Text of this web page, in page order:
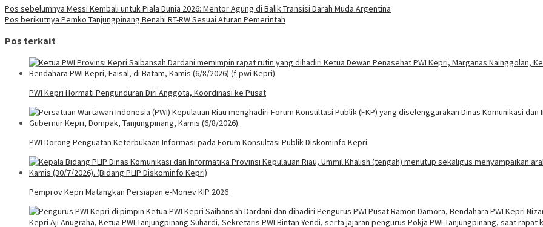
Pos sebelumnya Messi Kembali untuk Piala Dunia 2026: Mentor Agung di Balik Transisi Darah Muda Argentina
Pos berikutnya Pemko Tanjungpinang Benahi RT-RW Sesuai Aturan Pemerintah
Pos terkait
PWI Kepri Hormati Pengunduran Diri Anggota, Koordinasi ke Pusat
PWI Dorong Penguatan Keterbukaan Informasi pada Forum Konsultasi Publik Diskominfo Kepri
Pemprov Kepri Matangkan Persiapan e-Monev KIP 2026